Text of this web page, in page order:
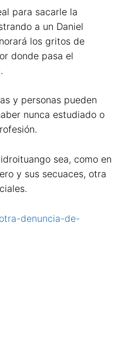
para sacarle la
a un Daniel
los gritos de
donde pasa el
y personas pueden
nunca estudiado o
sea, como en
y sus secuaces, otra
denuncia-de-